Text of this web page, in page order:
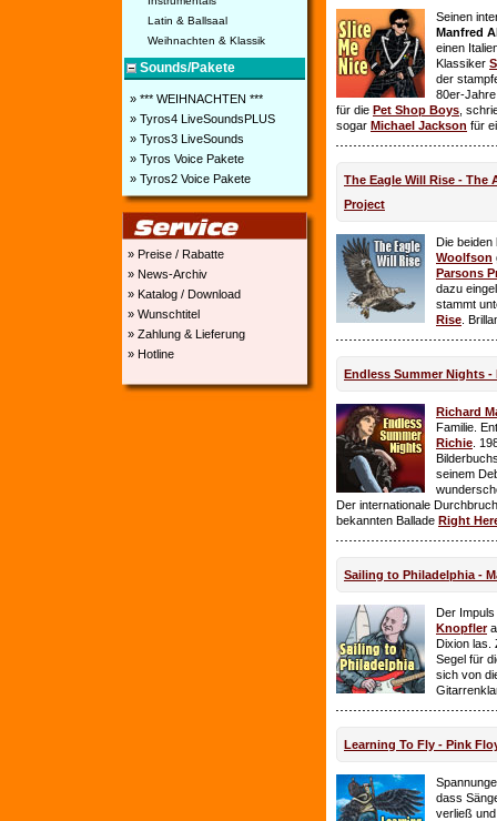
Latin & Ballsaal
Weihnachten & Klassik
Sounds/Pakete
» *** WEIHNACHTEN ***
» Tyros4 LiveSoundsPLUS
» Tyros3 LiveSounds
» Tyros Voice Pakete
» Tyros2 Voice Pakete
» Preise / Rabatte
» News-Archiv
» Katalog / Download
» Wunschtitel
» Zahlung & Lieferung
» Hotline
Seinen
Manfred
einen
Klassiker
der
80er-
für die Pet Shop Boys ,
sogar Michael Jackson für
The Eagle Will Rise - The
Project
Die beiden
Woolfson
Parsons
dazu
stammt
Rise .
Endless Summer Nights -
Richard
Familie.
Richie .
seinem
Der internationale
bekannten Ballade Right
Sailing to Philadelphia -
Der
Knopfler
Dixion las.
Segel für
sich von
Learning To Fly - Pink
dass
verließ